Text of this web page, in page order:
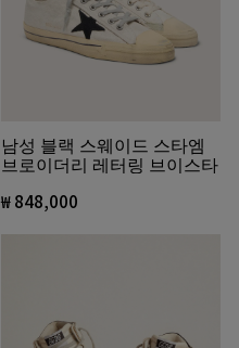
남성 블랙 스웨이드 스타엠
브로이더리 레터링 브이스타
₩ 848,000